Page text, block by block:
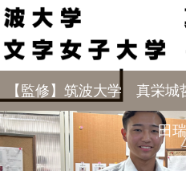
【監修】筑波大学 真栄
田